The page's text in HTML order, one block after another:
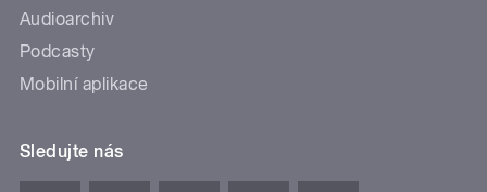
Audioarchiv
Podcasty
Mobilní aplikace
Sledujte nás